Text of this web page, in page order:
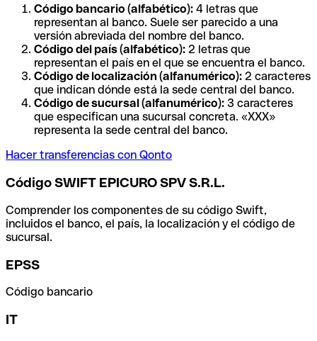
Código bancario (alfabético): 4 letras que
representan al banco. Suele ser parecido a una
versión abreviada del nombre del banco.
Código del país (alfabético): 2 letras que
representan el país en el que se encuentra el banco.
Código de localización (alfanumérico): 2 caracteres
que indican dónde está la sede central del banco.
Código de sucursal (alfanumérico): 3 caracteres
que especifican una sucursal concreta. «XXX»
representa la sede central del banco.
Hacer transferencias con Qonto
Código SWIFT EPICURO SPV S.R.L.
Comprender los componentes de su código Swift,
incluidos el banco, el país, la localización y el código de
sucursal.
EPSS
Código bancario
IT